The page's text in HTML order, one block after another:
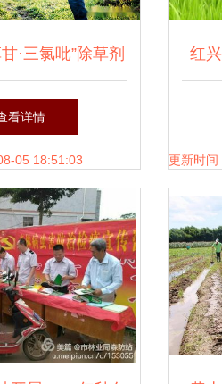
·三氯吡”除草剂
析 农业生态与
新思维
看详情
05 18:51:03
红
更新时